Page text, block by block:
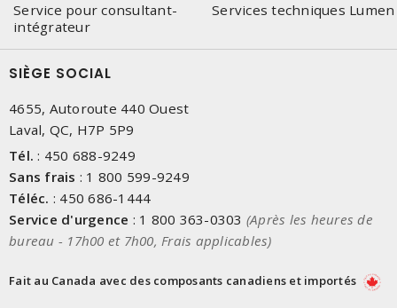
Service pour consultant-
intégrateur
Services techniques Lumen
SIÈGE SOCIAL
4655, Autoroute 440 Ouest
Laval, QC, H7P 5P9
Tél. : 450 688-9249
Sans frais : 1 800 599-9249
Téléc. : 450 686-1444
Service d'urgence : 1 800 363-0303 (Après les heures de
bureau - 17h00 et 7h00, Frais applicables)
Fait au Canada avec des composants canadiens et importés